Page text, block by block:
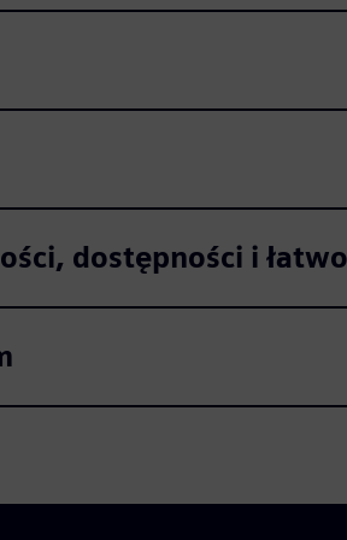
dostępności i